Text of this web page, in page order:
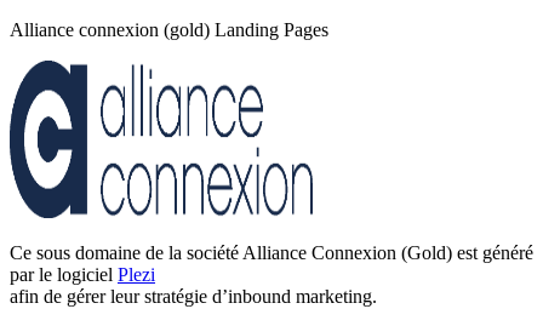
Alliance connexion (gold) Landing Pages
Ce sous domaine de la société Alliance Connexion (Gold) est généré
par le logiciel Plezi
afin de gérer leur stratégie d’inbound marketing.